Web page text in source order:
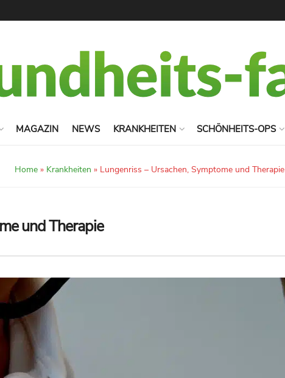
MAGAZIN NEWS KRANKHEITEN SCHÖNHEITS-OPS
Home» Krankheiten » Lungenriss – Ursachen, Symptome und Therapie
und Therapie